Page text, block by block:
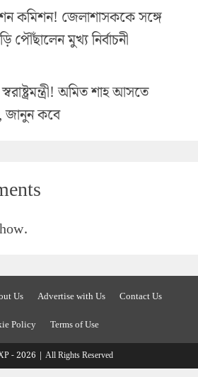
কমিশন! জেলাশাসককে সঙ্গে
পৌঁছালেন মুখ্য নির্বাচনী
অমিত শাহ আসতে
জানুন কবে
Us Advertise with Us
Contact Us
Policy
Terms of Use
- 2026 | All Rights Reserved